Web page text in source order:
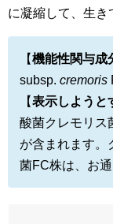
に凝縮して、生き
【機能性関与成
subsp. cremoris
【表示しようと
酸菌クレモリス
が含まれます。
菌FC株は、お通